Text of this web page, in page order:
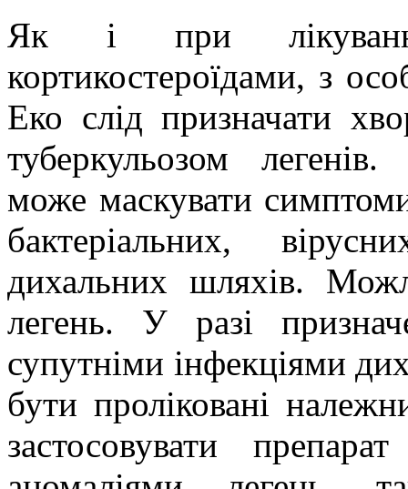
Як і при
кортикостероїдами, з
Еко слід призначати
туберкульозом легенів.
може маскувати
бактеріальних,
дихальних шляхів.
легень. У разі
супутніми інфекціями
бути проліковані
застосовувати